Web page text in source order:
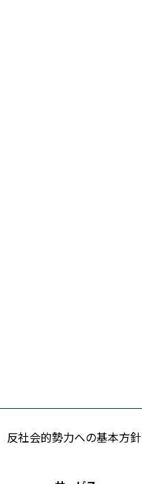
反社会的勢力への基本方針